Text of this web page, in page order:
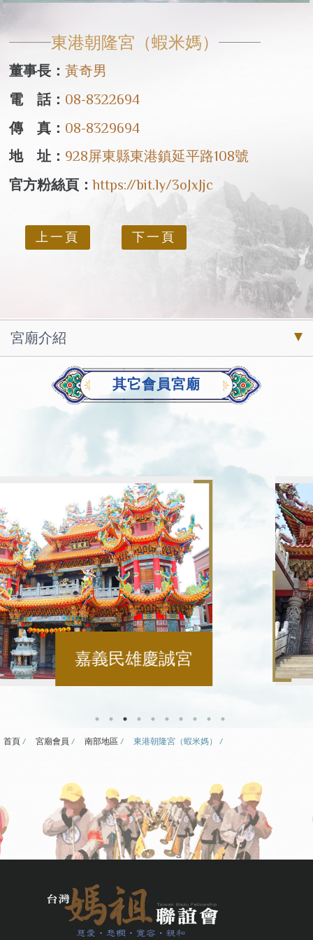
東港朝隆宮（蝦米媽）
董事長：黃奇男
電 話： 08-8322694
傳 真： 08-8329694
地 址： 928屏東縣東港鎮延平路108號
官方粉絲頁：https://bit.ly/3oJxJjc
上一頁 下一頁
宮廟介紹
其它會員宮廟
屏東天聖宮
首頁 宮廟會員 南部地區 東港朝隆宮（蝦米媽）